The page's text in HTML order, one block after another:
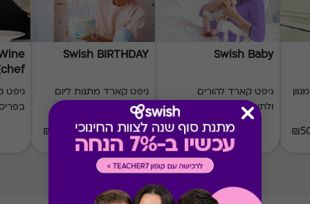
Swish Baby
גיפט קארד להורים
ולתינוק
₪20-₪1000
Swish BIRTHDAY
גיפט קארד מתנות ליום
הולדת
₪50-₪500
גיפט